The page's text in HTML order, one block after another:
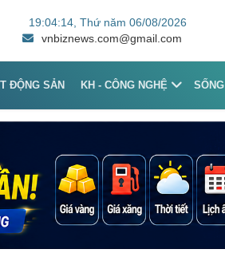
19:04:14, Thứ năm 06/08/2026
vnbiznews.com@gmail.com
ĐỘNG SẢN KH - CÔNG NGHỆ SỐNG